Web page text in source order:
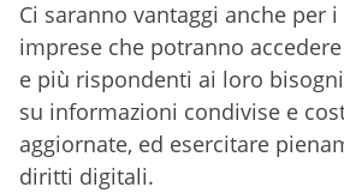
Ci saranno vantaggi anche per
imprese che potranno
e più rispondenti ai loro
su informazioni condivise e
aggiornate, ed esercitare
diritti digitali.